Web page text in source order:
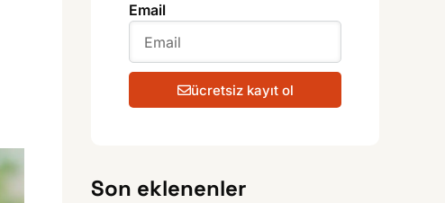
Email
ücretsiz kayıt ol
Son eklenenler